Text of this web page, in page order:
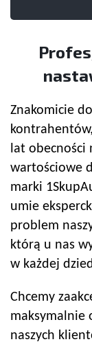
Znakomicie
lat obecności
wartościowe
marki
umie
problem
którą u nas
w każdej
Chcemy
maksymalnie
naszych